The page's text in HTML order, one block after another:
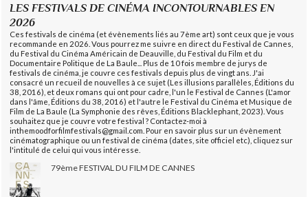
LES FESTIVALS DE CINÉMA INCONTOURNABLES EN
2026
Ces festivals de cinéma (et évènements liés au 7ème art) sont ceux que je vous
recommande en 2026. Vous pourrez me suivre en direct du Festival de Cannes,
du Festival du Cinéma Américain de Deauville, du Festival du Film et du
Documentaire Politique de La Baule... Plus de 10 fois membre de jurys de
festivals de cinéma, je couvre ces festivals depuis plus de vingt ans. J'ai
consacré un recueil de nouvelles à ce sujet (Les illusions parallèles, Éditions du
38, 2016), et deux romans qui ont pour cadre, l'un le Festival de Cannes (L'amor
dans l'âme, Éditions du 38, 2016) et l'autre le Festival du Cinéma et Musique de
Film de La Baule (La Symphonie des rêves, Éditions Blacklephant, 2023). Vous
souhaitez que je couvre votre festival ? Contactez-moi à
inthemoodforfilmfestivals@gmail.com. Pour en savoir plus sur un évènement
cinématographique ou un festival de cinéma (dates, site officiel etc), cliquez sur
l'intitulé de celui qui vous intéresse.
79ème FESTIVAL DU FILM DE CANNES